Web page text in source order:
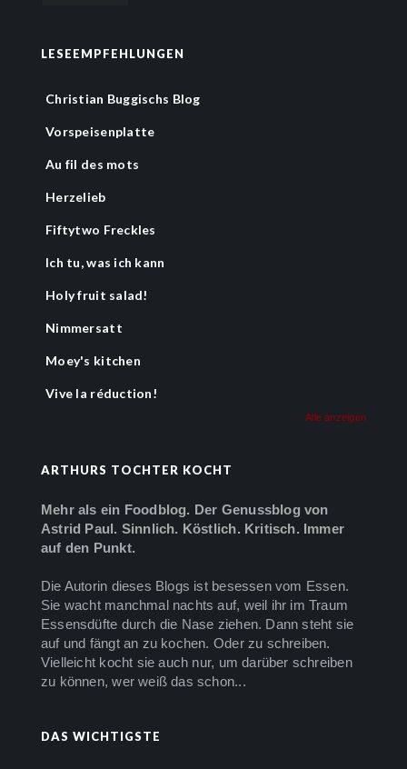
LESEEMPFEHLUNGEN
Christian Buggischs Blog
Vorspeisenplatte
Au fil des mots
Herzelieb
Fiftytwo Freckles
Ich tu, was ich kann
Holy fruit salad!
Nimmersatt
Moey's kitchen
Vive la réduction!
Alle anzeigen
ARTHURS TOCHTER KOCHT
Mehr als ein Foodblog. Der Genussblog von
Astrid Paul. Sinnlich. Köstlich. Kritisch. Immer
auf den Punkt.
Die Autorin dieses Blogs ist besessen vom Essen.
Sie wacht manchmal nachts auf, weil ihr im Traum
Essensdüfte durch die Nase ziehen. Dann steht sie
auf und fängt an zu kochen. Oder zu schreiben.
Vielleicht kocht sie auch nur, um darüber schreiben
zu können, wer weiß das schon...
DAS WICHTIGSTE